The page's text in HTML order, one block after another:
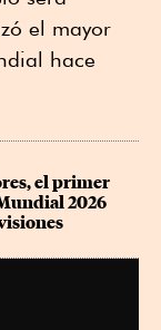
el mayor
hace
el primer
2026